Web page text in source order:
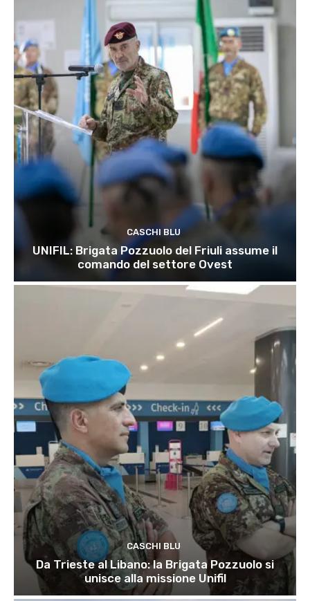
CASCHI BLU
UNIFIL: Brigata Pozzuolo del Friuli assume il
comando del settore Ovest
CASCHI BLU
Da Trieste al Libano: la Brigata Pozzuolo si
unisce alla missione Unifil